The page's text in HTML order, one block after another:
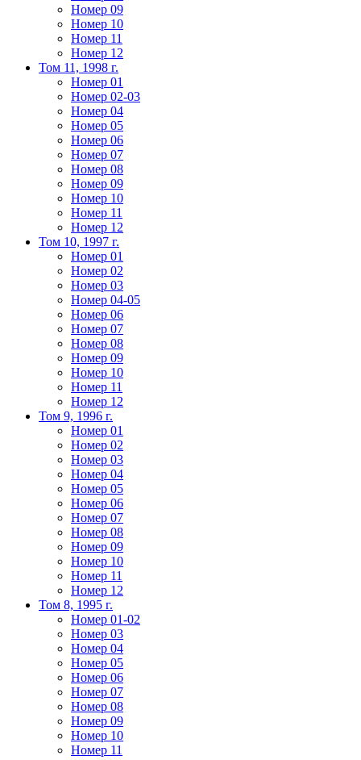
Номер 09
Номер 10
Номер 11
Номер 12
Том 11, 1998 г.
Номер 01
Номер 02-03
Номер 04
Номер 05
Номер 06
Номер 07
Номер 08
Номер 09
Номер 10
Номер 11
Номер 12
Том 10, 1997 г.
Номер 01
Номер 02
Номер 03
Номер 04-05
Номер 06
Номер 07
Номер 08
Номер 09
Номер 10
Номер 11
Номер 12
Том 9, 1996 г.
Номер 01
Номер 02
Номер 03
Номер 04
Номер 05
Номер 06
Номер 07
Номер 08
Номер 09
Номер 10
Номер 11
Номер 12
Том 8, 1995 г.
Номер 01-02
Номер 03
Номер 04
Номер 05
Номер 06
Номер 07
Номер 08
Номер 09
Номер 10
Номер 11